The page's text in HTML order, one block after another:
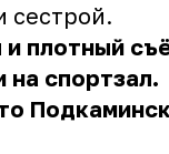
сестрой.
плотный
на спортзал.